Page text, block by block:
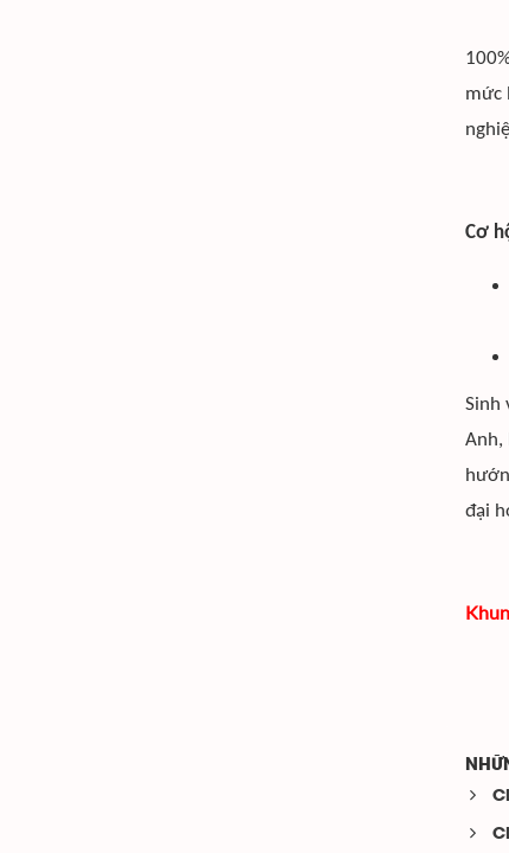
mức
Cơ
Sinh
Anh,
đại